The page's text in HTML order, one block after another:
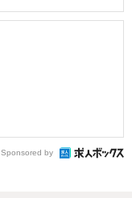
Sponsored by